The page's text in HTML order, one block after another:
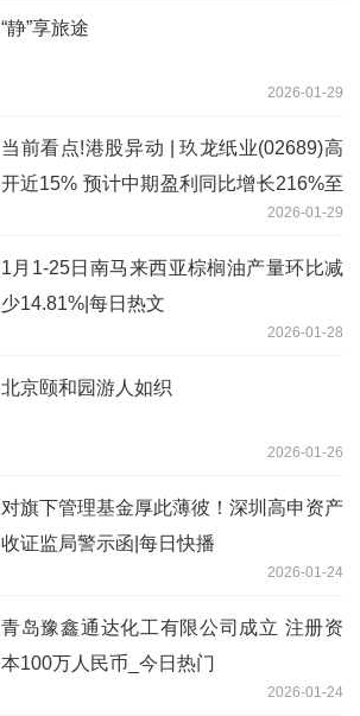
“静”享旅途
2026-01-29
当前看点!港股异动 | 玖龙纸业(02689)高
开近15% 预计中期盈利同比增长216%至
2026-01-29
1月1-25日南马来西亚棕榈油产量环比减
少14.81%|每日热文
2026-01-28
北京颐和园游人如织
2026-01-26
对旗下管理基金厚此薄彼！深圳高申资产
收证监局警示函|每日快播
2026-01-24
青岛豫鑫通达化工有限公司成立 注册资
本100万人民币_今日热门
2026-01-24